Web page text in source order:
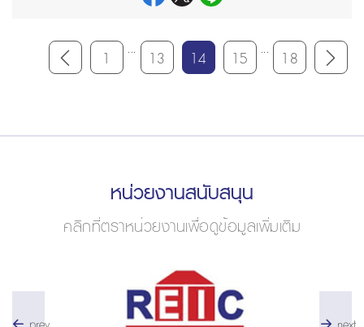
1 ... 13 14 15 ... 18
หน่วยงานสนับสนุน
คลิกที่ตราหน่วยงานเพื่อดูข้อมูลเพิ่มเติม